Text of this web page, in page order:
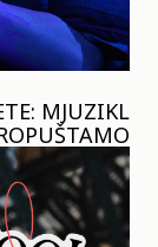
MJUZIKL